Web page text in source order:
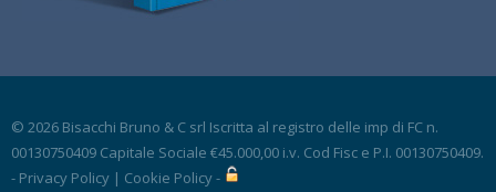
© 2026 Bisacchi Bruno & C srl Iscritta al registro delle imp di FC n.
00130750409 Capitale Sociale €45.000,00 i.v. Cod Fisc e P.I. 00130750409.
- Privacy Policy | Cookie Policy-